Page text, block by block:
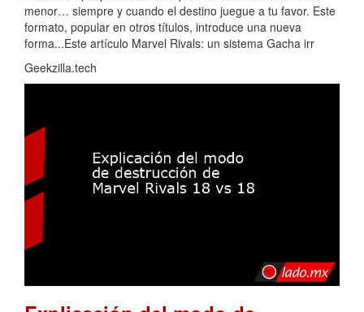
menor… siempre y cuando el destino juegue a tu favor. Este
formato, popular en otros títulos, introduce una nueva
forma...Este artículo Marvel Rivals: un sistema Gacha irr
Geekzilla.tech